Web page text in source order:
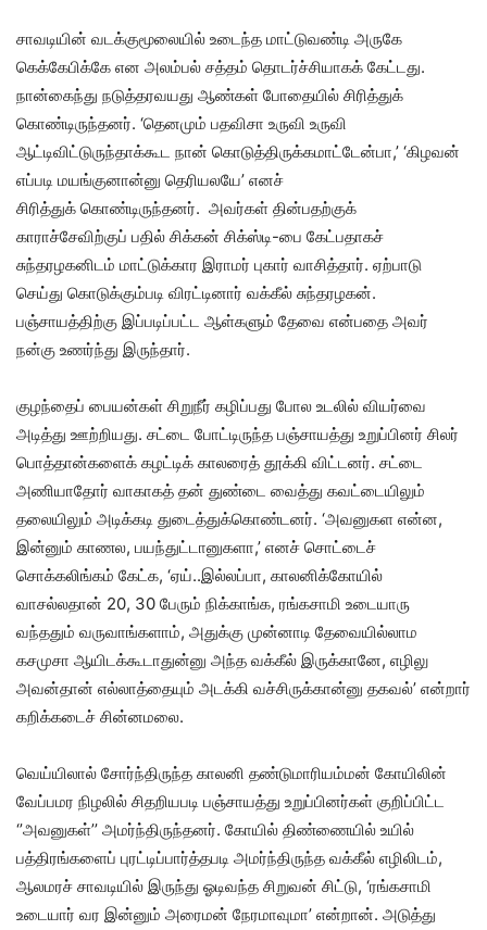
சாவடியின் வடக்குமூலையில் உடைந்த மாட்டுவண்டி அருகே
கெக்கேபிக்கே என அலம்பல் சத்தம் தொடர்ச்சியாகக் கேட்டது.
நான்கைந்து நடுத்தரவயது ஆண்கள் போதையில் சிரித்துக்
கொண்டிருந்தனர். ‘தெனமும் பதவிசா உருவி உருவி
ஆட்டிவிட்டுருந்தாக்கூட நான் கொடுத்திருக்கமாட்டேன்பா,’ ‘கிழவன்
எப்படி மயங்குனான்னு தெரியலயே’ எனச்
சிரித்துக் கொண்டிருந்தனர். அவர்கள் தின்பதற்குக்
காராச்சேவிற்குப் பதில் சிக்கன் சிக்ஸ்டி-பை கேட்பதாகச்
சுந்தரழகனிடம் மாட்டுக்கார இராமர் புகார் வாசித்தார். ஏற்பாடு
செய்து கொடுக்கும்படி விரட்டினார் வக்கீல் சுந்தரழகன்.
பஞ்சாயத்திற்கு இப்படிப்பட்ட ஆள்களும் தேவை என்பதை அவர்
நன்கு உணர்ந்து இருந்தார்.
குழந்தைப் பையன்கள் சிறுநீர் கழிப்பது போல உடலில் வியர்வை
அடித்து ஊற்றியது. சட்டை போட்டிருந்த பஞ்சாயத்து உறுப்பினர் சிலர்
பொத்தான்களைக் கழட்டிக் காலரைத் தூக்கி விட்டனர். சட்டை
அணியாதோர் வாகாகத் தன் துண்டை வைத்து கவட்டையிலும்
தலையிலும் அடிக்கடி துடைத்துக்கொண்டனர். ‘அவனுகள என்ன,
இன்னும் காணல, பயந்துட்டானுகளா,’ எனச் சொட்டைச்
சொக்கலிங்கம் கேட்க, ‘ஏய்..இல்லப்பா, காலனிக்கோயில்
வாசல்லதான் 20, 30 பேரும் நிக்காங்க, ரங்கசாமி உடையாரு
வந்ததும் வருவாங்களாம், அதுக்கு முன்னாடி தேவையில்லாம
கசமுசா ஆயிடக்கூடாதுன்னு அந்த வக்கீல் இருக்கானே, எழிலு
அவன்தான் எல்லாத்தையும் அடக்கி வச்சிருக்கான்னு தகவல்’ என்றார்
கறிக்கடைச் சின்னமலை.
வெய்யிலால் சோர்ந்திருந்த காலனி தண்டுமாரியம்மன் கோயிலின்
வேப்பமர நிழலில் சிதறியபடி பஞ்சாயத்து உறுப்பினர்கள் குறிப்பிட்ட
‘’அவனுகள்’’ அமர்ந்திருந்தனர். கோயில் திண்ணையில் உயில்
பத்திரங்களைப் புரட்டிப்பார்த்தபடி அமர்ந்திருந்த வக்கீல் எழிலிடம்,
ஆலமரச் சாவடியில் இருந்து ஓடிவந்த சிறுவன் சிட்டு, ‘ரங்கசாமி
உடையார் வர இன்னும் அரைமன் நேரமாவுமா’ என்றான். அடுத்து